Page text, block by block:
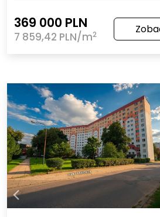
369 000 PLN
7 859,42 PLN/m2